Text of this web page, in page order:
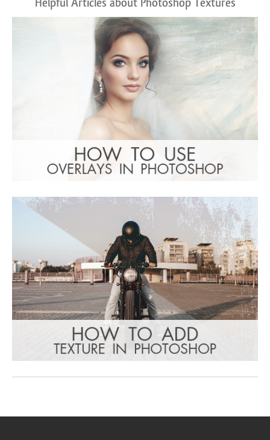
Helpful Articles about Photoshop Textures